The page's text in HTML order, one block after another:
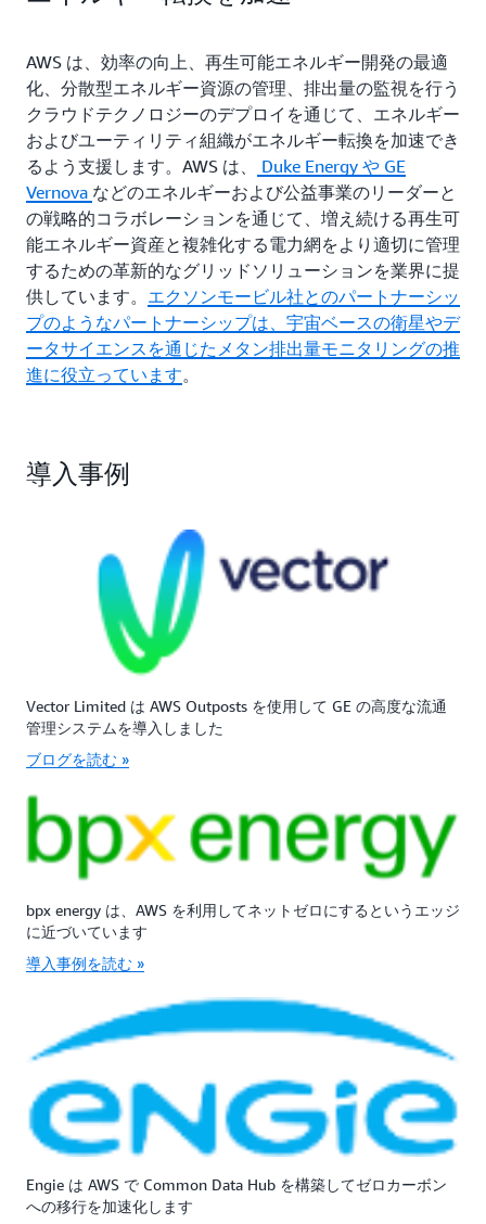
AWS は、効率の向上、再生可能エネルギー開発の最適
化、分散型エネルギー資源の管理、排出量の監視を行う
クラウドテクノロジーのデプロイを通じて、エネルギー
およびユーティリティ組織がエネルギー転換を加速でき
るよう支援します。AWS は、
Duke Energy や GE
Vernova などのエネルギーおよび公益事業のリーダーと
の戦略的コラボレーションを通じて、増え続ける再生可
能エネルギー資産と複雑化する電力網をより適切に管理
するための革新的なグリッドソリューションを業界に提
供しています。 エクソンモービル社とのパートナーシッ
プのようなパートナーシップは、宇宙ベースの衛星やデ
ータサイエンスを通じたメタン排出量モニタリングの推
進に役立っています。
導入事例
Vector Limited は AWS Outposts を使用して GE の高度な流通
管理システムを導入しました
ブログを読む »
bpx energy は、AWS を利用してネットゼロにするというエッジ
に近づいています
導入事例を読む »
Engie は AWS で Common Data Hub を構築してゼロカーボン
への移行を加速化します